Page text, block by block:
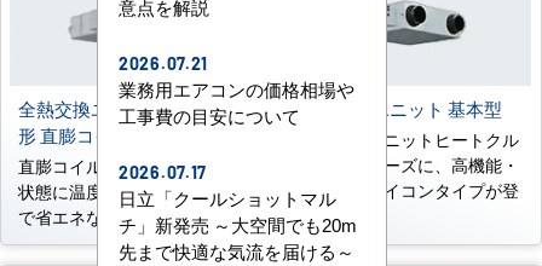
全熱交換ユニット 天井埋込
形 直膨コイル付
直膨コイルで室内空気に近い
状態に温度処理するため快適
で省エネな換気が可能
全熱交換ユニット 基本型
全熱交換ユニットヒートクル
エアーシリーズに、高機能・
高品質なマイコンタイプが登
場
意点を解説
2026.07.21
業務用エアコンの価格相場や
工事費の目安について
2026.07.17
日立「クールショットマル
チ」新発売 ～大空間でも20m
先まで快適な気流を届ける～